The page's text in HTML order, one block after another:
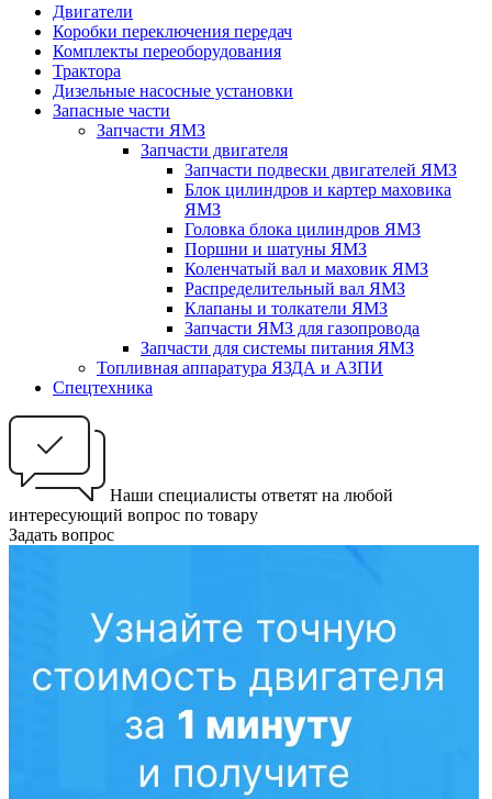
Двигатели
Коробки переключения передач
Комплекты переоборудования
Трактора
Дизельные насосные установки
Запасные части
Запчасти ЯМЗ
Запчасти двигателя
Запчасти подвески двигателей ЯМЗ
Блок цилиндров и картер маховика
ЯМЗ
Головка блока цилиндров ЯМЗ
Поршни и шатуны ЯМЗ
Коленчатый вал и маховик ЯМЗ
Распределительный вал ЯМЗ
Клапаны и толкатели ЯМЗ
Запчасти ЯМЗ для газопровода
Запчасти для системы питания ЯМЗ
Топливная аппаратура ЯЗДА и АЗПИ
Спецтехника
Наши специалисты ответят на любой
интересующий вопрос по товару
Задать вопрос